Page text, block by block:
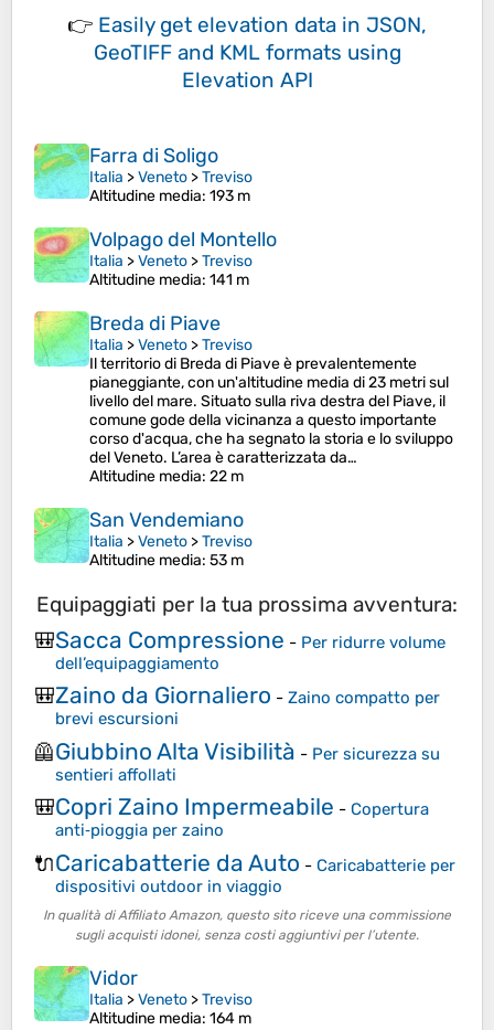
👉 Easily get elevation data in JSON,
GeoTIFF and KML formats using
Elevation API
Farra di Soligo
Italia >Veneto >Treviso
Altitudine media: 193 m
Volpago del Montello
Italia >Veneto >Treviso
Altitudine media: 141 m
Breda di Piave
Italia >Veneto >Treviso
Il territorio di Breda di Piave è prevalentemente
pianeggiante, con un'altitudine media di 23 metri sul
livello del mare. Situato sulla riva destra del Piave, il
comune gode della vicinanza a questo importante
corso d'acqua, che ha segnato la storia e lo sviluppo
del Veneto. L’area è caratterizzata da…
Altitudine media: 22 m
San Vendemiano
Italia >Veneto >Treviso
Altitudine media: 53 m
Equipaggiati per la tua prossima avventura:
🎒Sacca Compressione - Per ridurre volume
dell’equipaggiamento
🎒Zaino da Giornaliero - Zaino compatto per
brevi escursioni
🦺Giubbino Alta Visibilità - Per sicurezza su
sentieri affollati
🎒Copri Zaino Impermeabile - Copertura
anti‑pioggia per zaino
🔌Caricabatterie da Auto - Caricabatterie per
dispositivi outdoor in viaggio
In qualità di Affiliato Amazon, questo sito riceve una commissione
sugli acquisti idonei, senza costi aggiuntivi per l’utente.
Vidor
Italia >Veneto >Treviso
Altitudine media: 164 m